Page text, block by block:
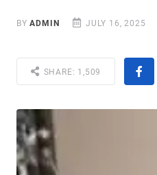
BYADMIN JULY 16, 2025
SHARE: 1,509